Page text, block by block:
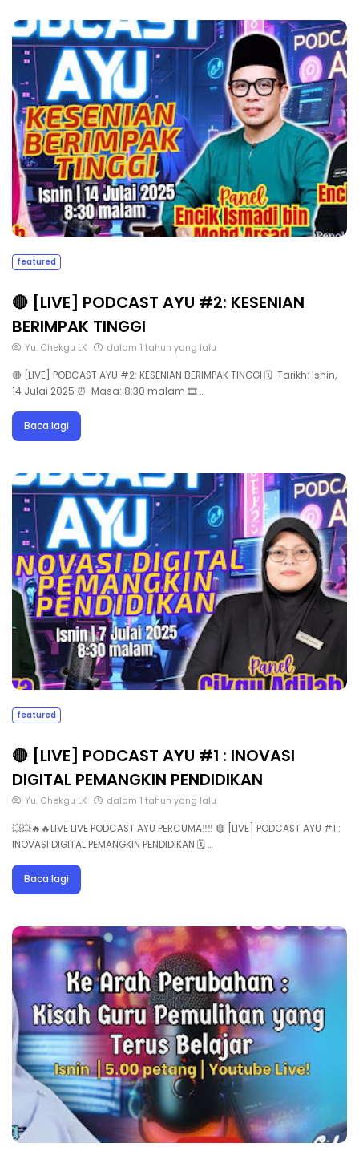
featured
🔴 [LIVE] PODCAST AYU #2: KESENIAN
BERIMPAK TINGGI
Yu. Chekgu LK dalam 1 tahun yang lalu
🔴 [LIVE] PODCAST AYU #2: KESENIAN BERIMPAK TINGGI 🗓 Tarikh: Isnin,
14 Julai 2025 ⏰ Masa: 8:30 malam 🎞 …
Baca lagi
featured
🔴 [LIVE] PODCAST AYU #1 : INOVASI
DIGITAL PEMANGKIN PENDIDIKAN
Yu. Chekgu LK dalam 1 tahun yang lalu
💥💥🔥🔥LIVE LIVE PODCAST AYU PERCUMA‼️‼️ 🔴 [LIVE] PODCAST AYU #1 :
INOVASI DIGITAL PEMANGKIN PENDIDIKAN 🗓 …
Baca lagi